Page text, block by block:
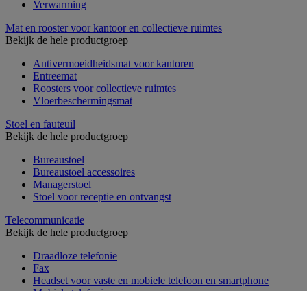
Verwarming
Mat en rooster voor kantoor en collectieve ruimtes
Bekijk de hele productgroep
Antivermoeidheidsmat voor kantoren
Entreemat
Roosters voor collectieve ruimtes
Vloerbeschermingsmat
Stoel en fauteuil
Bekijk de hele productgroep
Bureaustoel
Bureaustoel accessoires
Managerstoel
Stoel voor receptie en ontvangst
Telecommunicatie
Bekijk de hele productgroep
Draadloze telefonie
Fax
Headset voor vaste en mobiele telefoon en smartphone